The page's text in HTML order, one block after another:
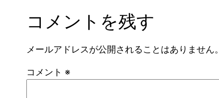
コメントを残す
メールアドレスが公開されることはありません。
コメント ※